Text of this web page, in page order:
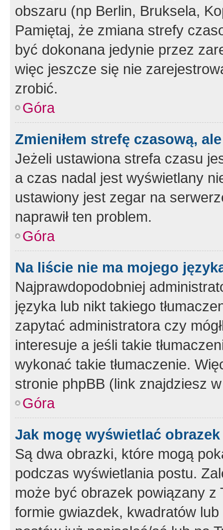
obszaru (np Berlin, Bruksela,
Pamiętaj, że zmiana strefy
być dokonana jedynie przez
więc jeszcze się nie
zrobić.
Góra
Zmieniłem strefę czasową,
Jeżeli ustawiona strefa czasu
a czas nadal jest wyświetlany
ustawiony jest zegar na
naprawił ten problem.
Góra
Na liście nie ma mojego
Najprawdopodobniej
języka lub nikt takiego
zapytać administratora czy
interesuje a jeśli takie
wykonać takie tłumaczenie.
stronie phpBB (link znajdziesz
Góra
Jak mogę wyświetlać
Są dwa obrazki, które mogą
podczas wyświetlania postu.
może być obrazek powiązany z
formie gwiazdek, kwadratów